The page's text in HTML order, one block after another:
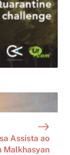
Assista ao
Malkhasyan